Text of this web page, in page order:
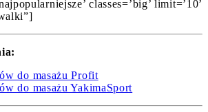
classes=’big’ limit=’10’
do masażu Profit
do masażu YakimaSport